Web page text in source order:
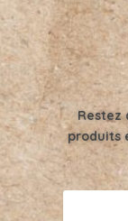
Restez
produits